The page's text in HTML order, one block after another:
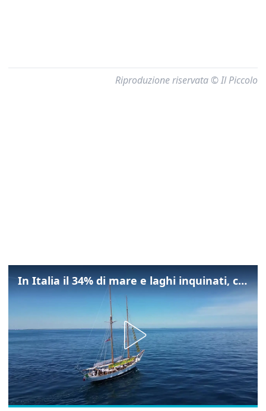
Riproduzione riservata © Il Piccolo
In Italia il 34% di mare e laghi inquinati, colpa della maladepurazione